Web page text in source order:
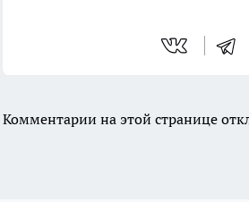
Комментарии на этой странице